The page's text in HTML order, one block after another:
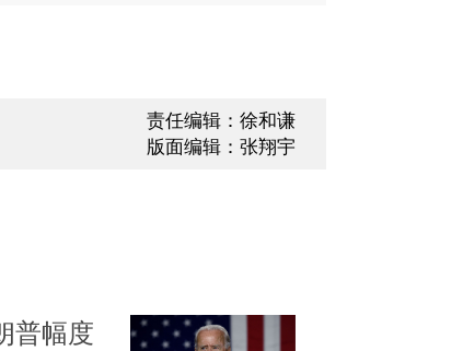
责任编辑：徐和谦
版面编辑：张翔宇
普幅度